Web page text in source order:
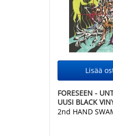
FORESEEN -
UUSI BLACK
2nd HAND